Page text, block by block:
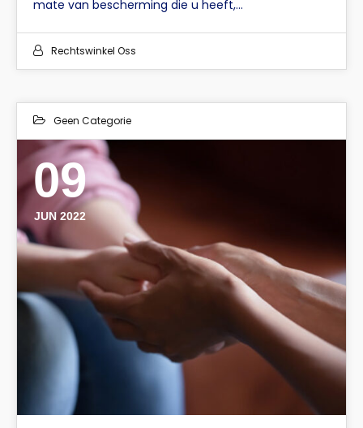
mate van bescherming die u heeft,…
Rechtswinkel Oss
Geen Categorie
09
JUN 2022